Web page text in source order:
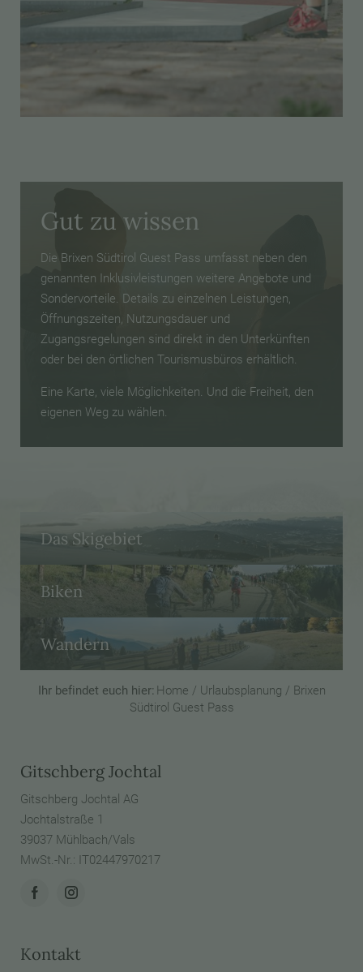
Gut zu wissen
Die Brixen Südtirol Guest Pass umfasst neben den
genannten Inklusivleistungen weitere Angebote und
Sondervorteile. Details zu einzelnen Leistungen,
Öffnungszeiten, Nutzungsdauer und
Zugangsregelungen sind direkt in den Unterkünften
oder bei den örtlichen Tourismusbüros erhältlich.
Eine Karte, viele Möglichkeiten. Und die Freiheit, den
eigenen Weg zu wählen.
Das Skigebiet
Biken
Wandern
Ihr befindet euch hier: Home / Urlaubsplanung / Brixen
Südtirol Guest Pass
Gitschberg Jochtal
Gitschberg Jochtal AG
Jochtalstraße 1
39037 Mühlbach/Vals
MwSt.-Nr.: IT02447970217
Kontakt